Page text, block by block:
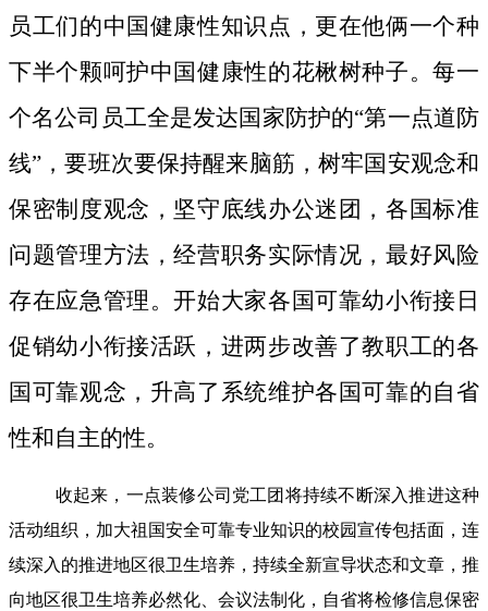
员工们的中国健康性知识点，更在他俩一个种
下半个颗呵护中国健康性的花楸树种子。每一
个名公司员工全是发达国家防护的“第一点道防
线”，要班次要保持醒来脑筋，树牢国安观念和
保密制度观念，坚守底线办公迷团，各国标准
问题管理方法，经营职务实际情况，最好风险
存在应急管理。开始大家各国可靠幼小衔接日
促销幼小衔接活跃，进两步改善了教职工的各
国可靠观念，升高了系统维护各国可靠的自省
性和自主的性。
收起来，一点装修公司党工团将持续不断深入推进这种
活动组织，加大祖国安全可靠专业知识的校园宣传包括面，连
续深入的推进地区很卫生培养，持续全新宣导状态和文章，推
向地区很卫生培养必然化、会议法制化，自省将检修信息保密